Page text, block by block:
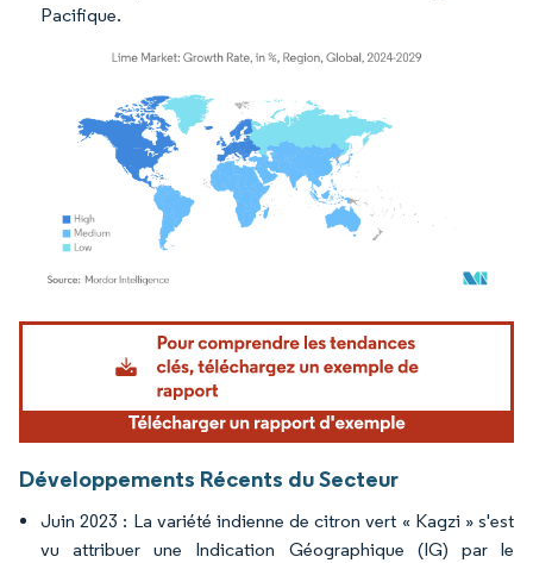
Pacifique.
Image © Mordor Intelligence. La réutilisation nécessite une attribution sous CC BY
Développements Récents du Secteur
Juin 2023 : La variété indienne de citron vert « Kagzi » s'est
vu attribuer une Indication Géographique (IG) par le